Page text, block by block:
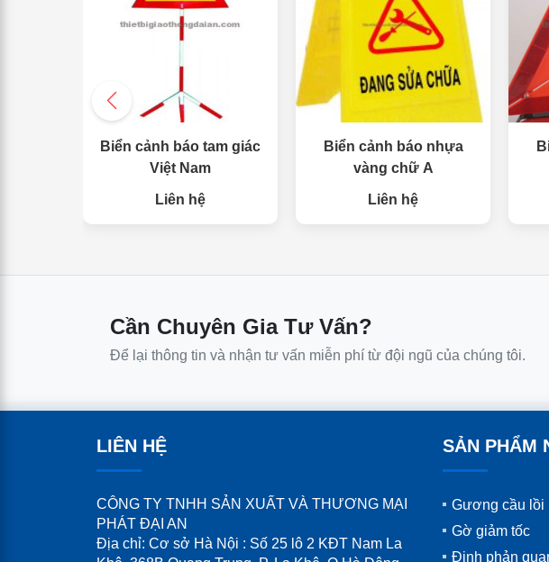
Biển cảnh báo tam giác
Việt Nam
Liên hệ
Biển cảnh báo nhựa
vàng chữ A
Liên hệ
Cần Chuyên Gia Tư Vấn?
Để lại thông tin và nhận tư vấn miễn phí từ đội ngũ của chúng tôi.
LIÊN HỆ
CÔNG TY TNHH SẢN XUẤT VÀ THƯƠNG MẠI
PHÁT ĐẠI AN
Địa chỉ: Cơ sở Hà Nội : Số 25 lô 2 KĐT Nam La
SẢN PHẨM
Gương cầu lồi
Gờ giảm tốc
Đinh phản